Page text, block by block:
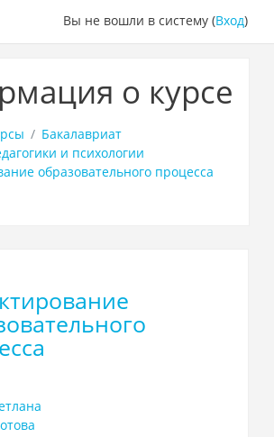
Вы не вошли в систему (Вход)
о курсе
Бакалавриат
и психологии
образовательного процесса